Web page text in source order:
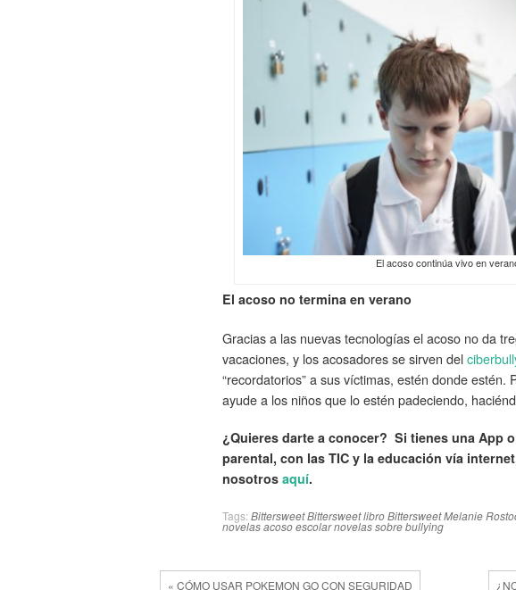
El acoso continúa vivo en
El acoso no termina en verano
Gracias a las nuevas tecnologías el acoso no da
vacaciones, y los acosadores se sirven del
“recordatorios” a sus víctimas, estén donde estén.
ayude a los niños que lo estén padeciendo,
¿Quieres darte a conocer? Si tienes una App
parental, con las TIC y la educación vía
nosotros aquí.
Tags: BittersweetBittersweet libroBittersweet Melanie
novelas acoso escolarnovelas sobre bullying
« CÓMO USAR POKEMON GO CON SEGURIDAD